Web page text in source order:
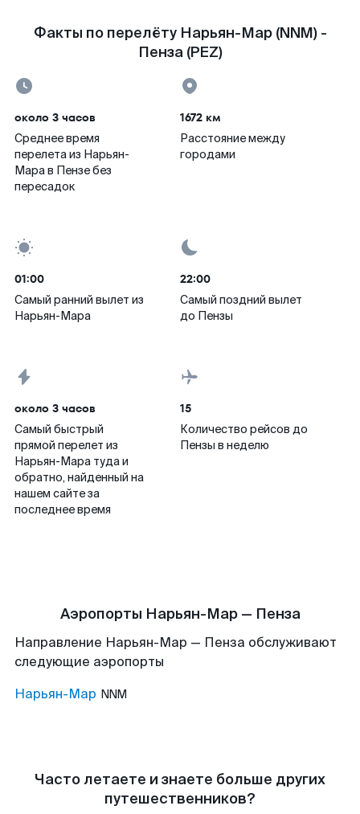
Факты по перелёту Нарьян-Мар (NNM) -
Пенза (PEZ)
около 3 часов
Среднее время
перелета из Нарьян-
Мара в Пензе без
пересадок
1672 км
Расстояние между
городами
01:00
Самый ранний вылет из
Нарьян-Мара
22:00
Самый поздний вылет
до Пензы
около 3 часов
Самый быстрый
прямой перелет из
Нарьян-Мара туда и
обратно, найденный на
нашем сайте за
последнее время
15
Количество рейсов до
Пензы в неделю
Аэропорты Нарьян-Мар — Пенза
Направление Нарьян-Мар — Пенза обслуживают
следующие аэропорты
Нарьян-Мар NNM
Часто летаете и знаете больше других
путешественников?